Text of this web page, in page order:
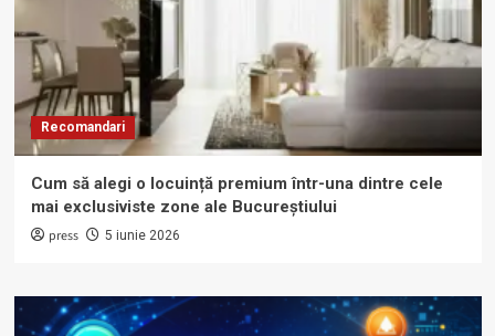
Recomandari
Cum să alegi o locuință premium într-una dintre cele
mai exclusiviste zone ale Bucureștiului
press 5 iunie 2026